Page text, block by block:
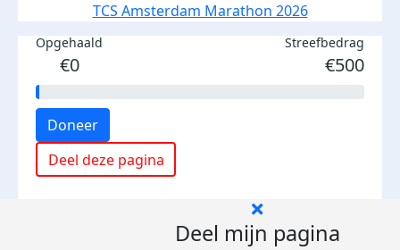
TCS Amsterdam Marathon 2026
Opgehaald
€0
Streefbedrag
€500
Doneer
Deel deze pagina
Deel mijn pagina